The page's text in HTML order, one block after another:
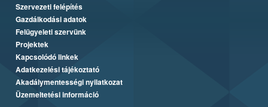
Szervezeti felépítés
Gazdálkodási adatok
Felügyeleti szervünk
Projektek
Kapcsolódó linkek
Adatkezelési tájékoztató
Akadálymentességi nyilatkozat
Üzemeltetési információ